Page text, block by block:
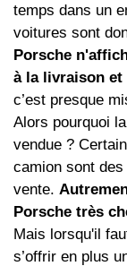
temps dans un
voitures sont
Porsche
à la livraison
c’est presque
Alors pourquoi
vendue ?
camion sont
vente.
Porsche très
Mais lorsqu'il
s’offrir en plus